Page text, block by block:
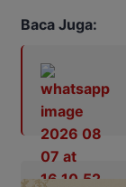
Baca Juga: